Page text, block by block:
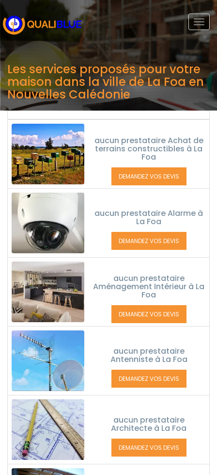
Les services proposés pour votre
maison dans la ville de La Foa en
Nouvelles Calédonie
aucun prestataire Achat de
terrains constructibles à La
Foa
DEMANDEZ VOS DEVIS
aucun prestataire Alarme à
La Foa
DEMANDEZ VOS DEVIS
aucun prestataire
Aménagement Intérieur à La
Foa
DEMANDEZ VOS DEVIS
aucun prestataire
Antenniste à La Foa
DEMANDEZ VOS DEVIS
aucun prestataire
Architecte à La Foa
DEMANDEZ VOS DEVIS